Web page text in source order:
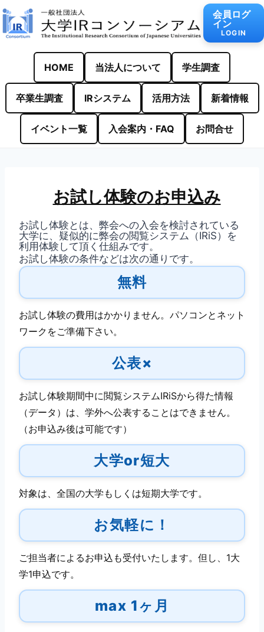
容
を
ス
会員ログ
イン
LOGIN
HOME 当法人について 学生調査
卒業生調査 IRシステム 活用方法 新着情報
イベント一覧 入会案内・FAQ お問合せ
お試し体験のお申込み
お試し体験とは、弊会への入会を検討されている
大学に、疑似的に弊会の閲覧システム（IRiS）を
利用体験して頂く仕組みです。
お試し体験の条件などは次の通りです。
無料
お試し体験の費用はかかりません。パソコンとネット
ワークをご準備下さい。
公表×
お試し体験期間中に閲覧システムIRiSから得た情報
（データ）は、学外へ公表することはできません。
（お申込み後は可能です）
大学or短大
対象は、全国の大学もしくは短期大学です。
お気軽に！
ご担当者によるお申込も受付いたします。但し、1大
学1申込です。
max 1ヶ月